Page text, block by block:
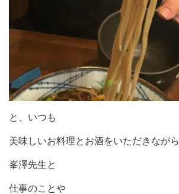
と、いつも
美味しいお料理とお酒をいただきながら
峯澤先生と
仕事のことや